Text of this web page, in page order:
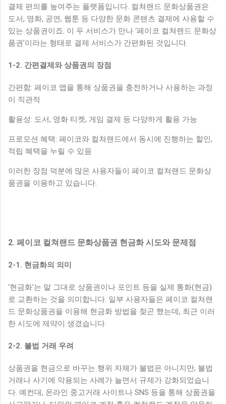
결제 편의를 높여주는 플랫폼입니다. 컬쳐랜드 문화상품권은
도서, 영화, 공연, 웹툰 등 다양한 문화 콘텐츠 결제에 사용할 수
있는 상품권이죠. 이 두 서비스가 만나 ‘페이코 컬쳐랜드 문화상
품권’이라는 형태로 결제 서비스가 간편화된 것입니다.
1-2. 간편결제와 상품권의 장점
간편함: 페이코 앱을 통해 상품권을 충전하거나 사용하는 과정
이 직관적
활용성: 도서, 영화 티켓, 게임 결제 등 다양하게 활용 가능
프로모션 혜택: 페이코와 컬쳐랜드에서 동시에 진행하는 할인,
적립 혜택을 누릴 수 있음
이러한 장점 덕분에 많은 사용자들이 페이코 컬쳐랜드 문화상
품권을 이용하고 있습니다.
2. 페이코 컬쳐랜드 문화상품권 현금화 시도와 문제점
2-1. 현금화의 의미
‘현금화’는 말 그대로 상품권이나 포인트 등을 실제 통화(현금)
로 교환하는 것을 의미합니다. 일부 사용자들은 페이코 컬쳐랜
드 문화상품권을 이용해 현금화 방법을 찾곤 했는데, 최근 이러
한 시도에 제약이 생겼습니다.
2-2. 불법 거래 우려
상품권을 현금으로 바꾸는 행위 자체가 불법은 아니지만, 불법
거래나 사기에 악용되는 사례가 늘면서 규제가 강화되었습니
다. 예컨대, 온라인 중고거래 사이트나 SNS 등을 통해 상품권을